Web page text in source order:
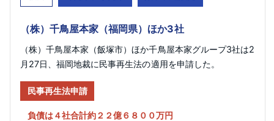
（株）千鳥屋本家（福岡県）ほか3社
（株）千鳥屋本家（飯塚市）ほか千鳥屋本家グループ3社は2
月27日、福岡地裁に民事再生法の適用を申請した。
民事再生法申請
負債は４社合計約２２億６８００万円